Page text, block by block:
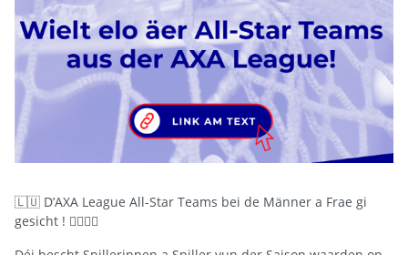
🇱🇺 D’AXA League All-Star Teams bei de Männer a Frae gi
gesicht ! 🤾‍♂️🤾‍♀️